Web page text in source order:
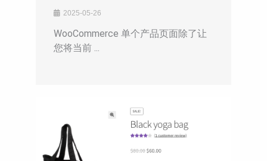
2025-05-26
WooCommerce 单个产品页面除了让
您将当前 ...